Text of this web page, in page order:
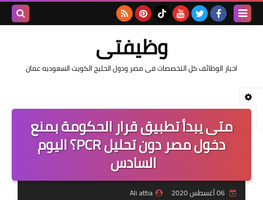
وظيفتى
اخبار الوظائف كل التخصصات فى مصر ودول الخليج الكويت السعوديه عمان
​متى يبدأ تطبيق قرار الحكومة بمنع
دخول مصر دون تحليل PCR؟ اليوم
السادس
06 أغسطس 2020
Ali attia